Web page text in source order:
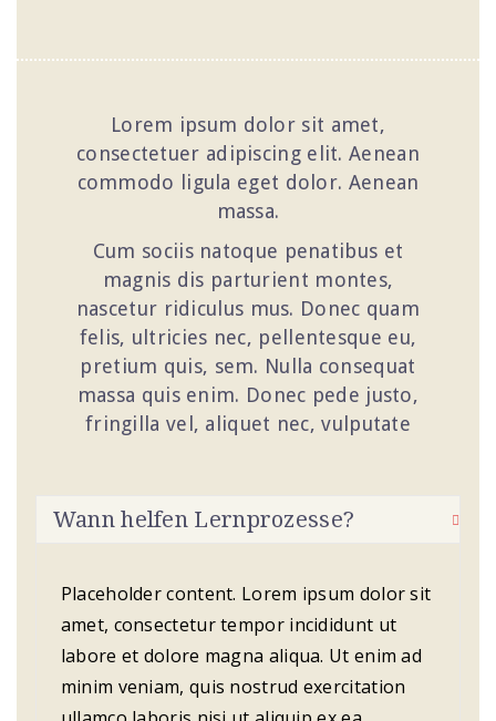
Lorem ipsum dolor sit amet,
consectetuer adipiscing elit. Aenean
commodo ligula eget dolor. Aenean
massa.
Cum sociis natoque penatibus et
magnis dis parturient montes,
nascetur ridiculus mus. Donec quam
felis, ultricies nec, pellentesque eu,
pretium quis, sem. Nulla consequat
massa quis enim. Donec pede justo,
fringilla vel, aliquet nec, vulputate
Wann helfen Lernprozesse?
Placeholder content. Lorem ipsum dolor sit
amet, consectetur tempor incididunt ut
labore et dolore magna aliqua. Ut enim ad
minim veniam, quis nostrud exercitation